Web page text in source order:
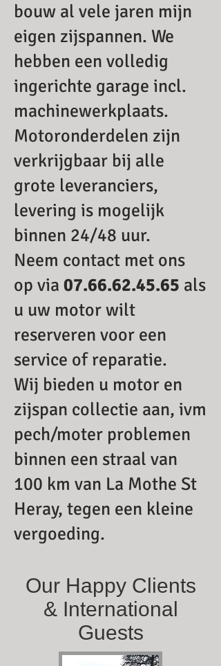
bouw al vele jaren mijn
eigen zijspannen. We
hebben een volledig
ingerichte garage incl.
machinewerkplaats.
Motoronderdelen zijn
verkrijgbaar bij alle
grote leveranciers,
levering is mogelijk
binnen 24/48 uur.
Neem contact met ons
op via 07.66.62.45.65 als
u uw motor wilt
reserveren voor een
service of reparatie.
Wij bieden u motor en
zijspan collectie aan, ivm
pech/moter problemen
binnen een straal van
100 km van La Mothe St
Heray, tegen een kleine
vergoeding.
Our Happy Clients
& International
Guests